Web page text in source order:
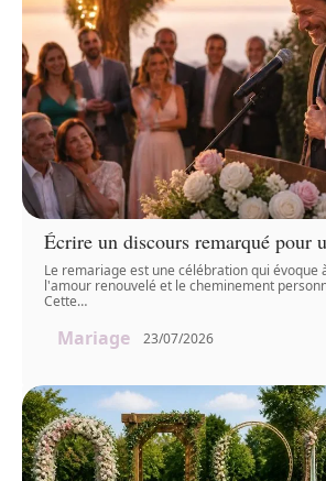
Écrire un discours remarqué pour
Le remariage est une célébration qui évoque
l'amour renouvelé et le cheminement
Cette…
Mariage 23/07/2026